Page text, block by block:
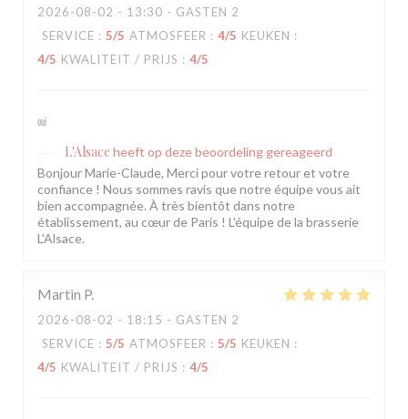
2026-08-02 - 13:30 - GASTEN 2
SERVICE : 5/5 ATMOSFEER : 4/5 KEUKEN :
4/5 KWALITEIT / PRIJS : 4/5
oui
L'Alsace heeft op deze beoordeling gereageerd
Bonjour Marie-Claude, Merci pour votre retour et votre
confiance ! Nous sommes ravis que notre équipe vous ait
bien accompagnée. À très bientôt dans notre
établissement, au cœur de Paris ! L'équipe de la brasserie
L'Alsace.
Martin P
2026-08-02 - 18:15 - GASTEN 2
SERVICE : 5/5 ATMOSFEER : 5/5 KEUKEN :
4/5 KWALITEIT / PRIJS : 4/5